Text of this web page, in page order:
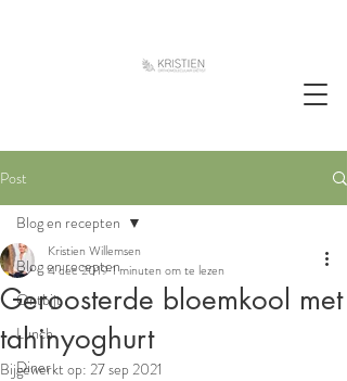
Post
Blog en recepten
Ontbijt
Lunch
Diner
Blog en recepten
Geroosterde bloemkool met
tahinyoghurt
Kristien Willemsen
4 dec 20191 minuten om te lezen
Bijgewerkt op: 27 sep 2021